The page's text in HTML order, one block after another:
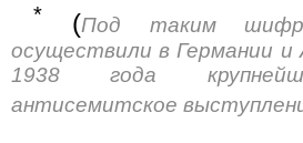
* (Под таким
осуществили в Германии и
1938 года
антисемитское